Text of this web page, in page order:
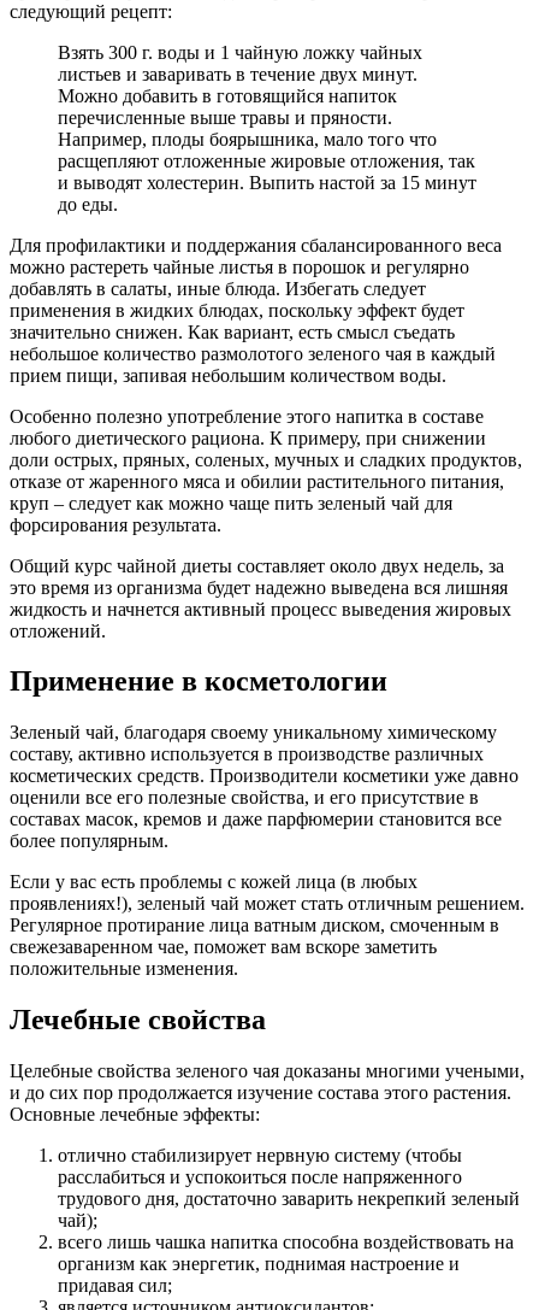
следующий рецепт:
Взять 300 г. воды и 1 чайную ложку чайных
листьев и заваривать в течение двух минут.
Можно добавить в готовящийся напиток
перечисленные выше травы и пряности.
Например, плоды боярышника, мало того что
расщепляют отложенные жировые отложения, так
и выводят холестерин. Выпить настой за 15 минут
до еды.
Для профилактики и поддержания сбалансированного веса
можно растереть чайные листья в порошок и регулярно
добавлять в салаты, иные блюда. Избегать следует
применения в жидких блюдах, поскольку эффект будет
значительно снижен. Как вариант, есть смысл съедать
небольшое количество размолотого зеленого чая в каждый
прием пищи, запивая небольшим количеством воды.
Особенно полезно употребление этого напитка в составе
любого диетического рациона. К примеру, при снижении
доли острых, пряных, соленых, мучных и сладких продуктов,
отказе от жаренного мяса и обилии растительного питания,
круп – следует как можно чаще пить зеленый чай для
форсирования результата.
Общий курс чайной диеты составляет около двух недель, за
это время из организма будет надежно выведена вся лишняя
жидкость и начнется активный процесс выведения жировых
отложений.
Применение в косметологии
Зеленый чай, благодаря своему уникальному химическому
составу, активно используется в производстве различных
косметических средств. Производители косметики уже давно
оценили все его полезные свойства, и его присутствие в
составах масок, кремов и даже парфюмерии становится все
более популярным.
Если у вас есть проблемы с кожей лица (в любых
проявлениях!), зеленый чай может стать отличным решением.
Регулярное протирание лица ватным диском, смоченным в
свежезаваренном чае, поможет вам вскоре заметить
положительные изменения.
Лечебные свойства
Целебные свойства зеленого чая доказаны многими учеными,
и до сих пор продолжается изучение состава этого растения.
Основные лечебные эффекты:
отлично стабилизирует нервную систему (чтобы
расслабиться и успокоиться после напряженного
трудового дня, достаточно заварить некрепкий зеленый
чай);
всего лишь чашка напитка способна воздействовать на
организм как энергетик, поднимая настроение и
придавая сил;